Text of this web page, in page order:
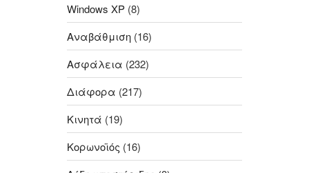
Windows XP (8)
Αναβάθμιση (16)
Ασφάλεια (232)
Διάφορα (217)
Κινητά (19)
Κορωνοϊός (16)